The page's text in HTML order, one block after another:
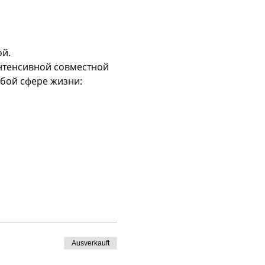
совместной
сфере жизни:
Ausverkauft